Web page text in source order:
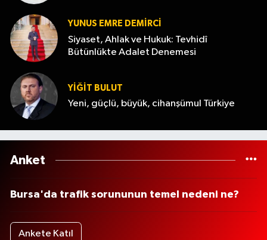
YUNUS EMRE DEMIRCI
Siyaset, Ahlak ve Hukuk: Tevhidî
Bütünlükte Adalet Denemesi
YİĞİT BULUT
Yeni, güçlü, büyük, cihanşümul Türkiye
Anket
Bursa'da trafik sorununun temel nedeni ne?
Ankete Katıl